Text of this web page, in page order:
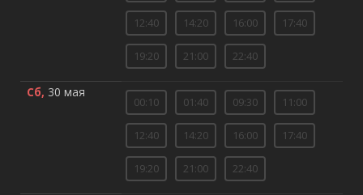
12:40 14:20 16:00 17:40
19:20 21:00 22:40
Сб, 30 мая
00:10 01:40 09:30 11:00
12:40 14:20 16:00 17:40
19:20 21:00 22:40